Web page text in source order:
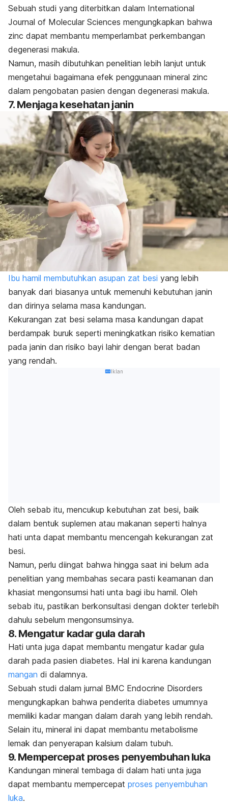
Sebuah studi yang diterbitkan dalam International
Journal of Molecular Sciences mengungkapkan bahwa
zinc dapat membantu memperlambat perkembangan
degenerasi makula.
Namun, masih dibutuhkan penelitian lebih lanjut untuk
mengetahui bagaimana efek penggunaan mineral zinc
dalam pengobatan pasien dengan degenerasi makula.
7. Menjaga kesehatan janin
Ibu hamil membutuhkan asupan zat besi yang lebih
banyak dari biasanya untuk memenuhi kebutuhan janin
dan dirinya selama masa kandungan.
Kekurangan zat besi selama masa kandungan dapat
berdampak buruk seperti meningkatkan risiko kematian
pada janin dan risiko bayi lahir dengan berat badan
yang rendah.
Iklan
Oleh sebab itu, mencukup kebutuhan zat besi, baik
dalam bentuk suplemen atau makanan seperti halnya
hati unta dapat membantu mencengah kekurangan zat
besi.
Namun, perlu diingat bahwa hingga saat ini belum ada
penelitian yang membahas secara pasti keamanan dan
khasiat mengonsumsi hati unta bagi ibu hamil. Oleh
sebab itu, pastikan berkonsultasi dengan dokter terlebih
dahulu sebelum mengonsumsinya.
8. Mengatur kadar gula darah
Hati unta juga dapat membantu mengatur kadar gula
darah pada pasien diabetes. Hal ini karena kandungan
mangan di dalamnya.
Sebuah studi dalam jurnal BMC Endocrine Disorders
mengungkapkan bahwa penderita diabetes umumnya
memiliki kadar mangan dalam darah yang lebih rendah.
Selain itu, mineral ini dapat membantu metabolisme
lemak dan penyerapan kalsium dalam tubuh.
9. Mempercepat proses penyembuhan luka
Kandungan mineral tembaga di dalam hati unta juga
dapat membantu mempercepat proses penyembuhan
luka.